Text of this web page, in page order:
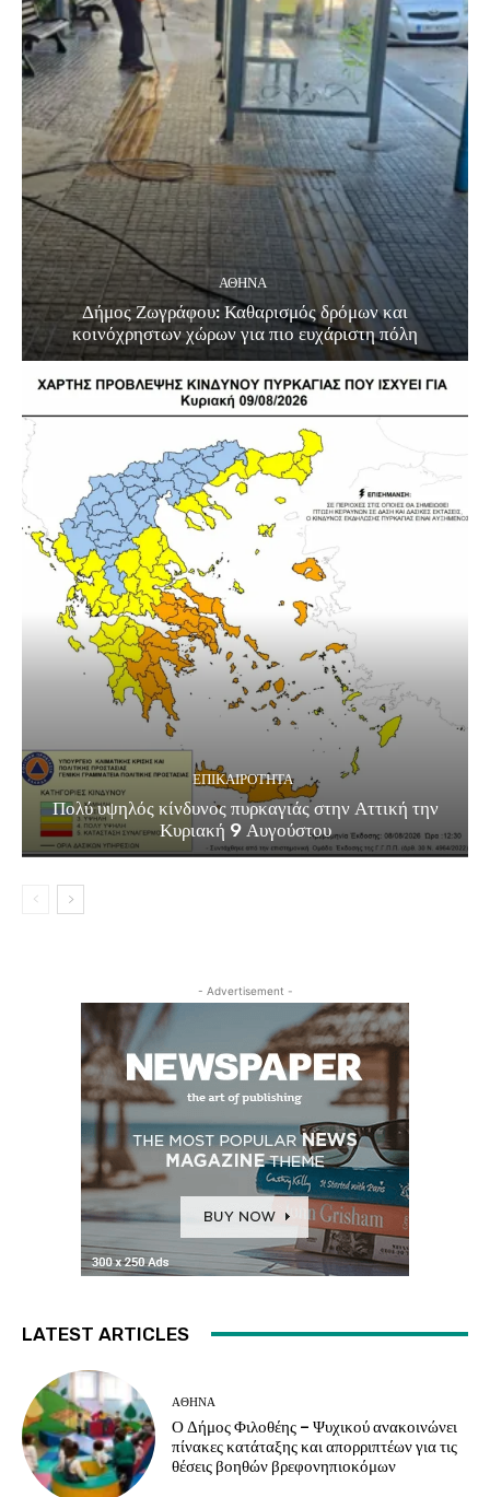
ΑΘΗΝΑ
Δήμος Ζωγράφου: Καθαρισμός δρόμων και
κοινόχρηστων χώρων για πιο ευχάριστη πόλη
ΕΠΙΚΑΙΡΟΤΗΤΑ
Πολύ υψηλός κίνδυνος πυρκαγιάς στην Αττική την
Κυριακή 9 Αυγούστου
- Advertisement -
LATEST ARTICLES
ΑΘΗΝΑ
Ο Δήμος Φιλοθέης – Ψυχικού ανακοινώνει
πίνακες κατάταξης και απορριπτέων για τις
θέσεις βοηθών βρεφονηπιοκόμων